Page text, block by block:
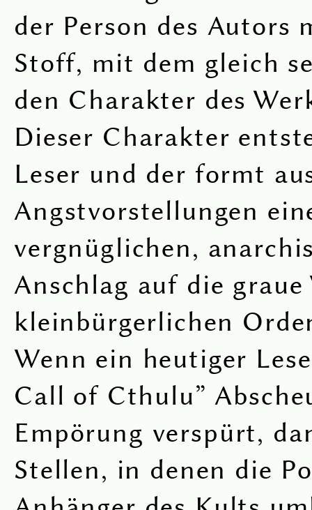
der Person des Autors
Stoff, mit dem gleich
den Charakter des
Dieser Charakter
Leser und der formt
Angstvorstellungen
vergnüglichen,
Anschlag auf die
kleinbürgerlichen
Wenn ein heutiger
Call of Cthulu”
Empörung verspürt,
Stellen, in denen die